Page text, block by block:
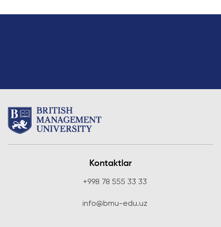
Kontaktlar
+998 78 555 33 33
info@bmu-edu.uz